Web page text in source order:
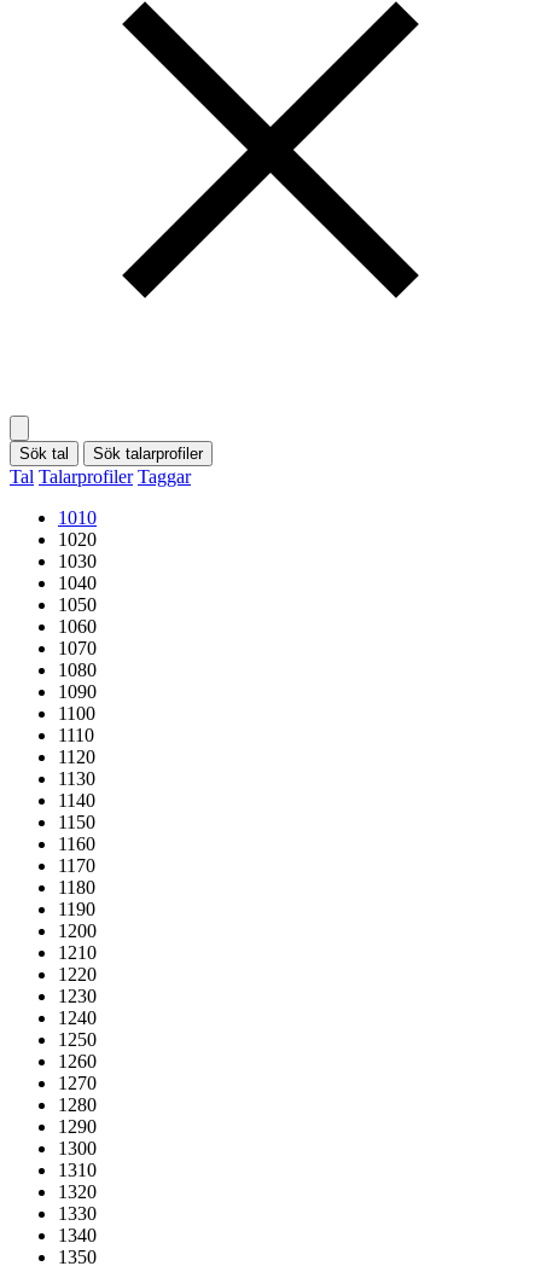
Sök tal Sök talarprofiler
Tal Talarprofiler Taggar
1010
1020
1030
1040
1050
1060
1070
1080
1090
1100
1110
1120
1130
1140
1150
1160
1170
1180
1190
1200
1210
1220
1230
1240
1250
1260
1270
1280
1290
1300
1310
1320
1330
1340
1350